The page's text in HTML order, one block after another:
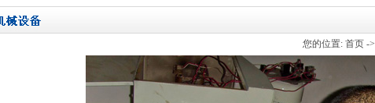
您的位置: 首页-